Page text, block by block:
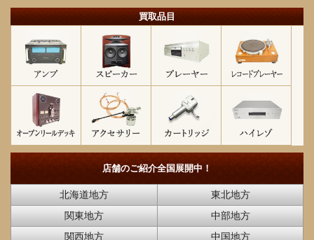
買取品目
店舗のご紹介全国展開中！
北海道地方
東北地方
関東地方
中部地方
関西地方
中国地方